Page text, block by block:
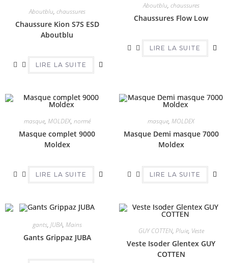
Aboutblu, chaussures
Chaussure Kion S7S ESD
Aboutblu
LIRE LA SUITE
Aboutblu, chaussures
Chaussures Flow Low
LIRE LA SUITE
masque, MOLDEX, normé
Masque complet 9000
Moldex
LIRE LA SUITE
masque, MOLDEX
Masque Demi masque 7000
Moldex
LIRE LA SUITE
gants, JUBA, Mains
Gants Grippaz JUBA
GUY COTTEN, Pluie, Veste
Veste Isoder Glentex GUY
COTTEN